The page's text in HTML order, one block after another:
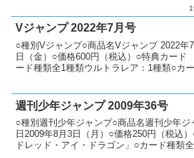
Vジャンプ 2022年7月号
○種別Vジャンプ○商品名Vジャンプ 2022年
日（金）○価格600円（税込）○特典カード
ード種類全1種類ウルトラレア：1種類○カ
週刊少年ジャンプ 2009年36号
○種別週刊少年ジャンプ○商品名週刊少年ジ
日2009年8月3日（月）○価格250円（税込
ドレッド・アイ・ドラゴン」○カード種類